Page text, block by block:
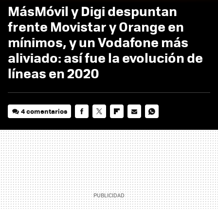
MásMóvil y Digi despuntan
frente Movistar y Orange en
mínimos, y un Vodafone más
aliviado: así fue la evolución de
líneas en 2020
4 comentarios
MAIL